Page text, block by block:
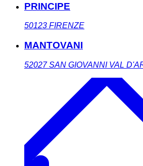
PRINCIPE
50123 FIRENZE
MANTOVANI
52027 SAN GIOVANNI VAL